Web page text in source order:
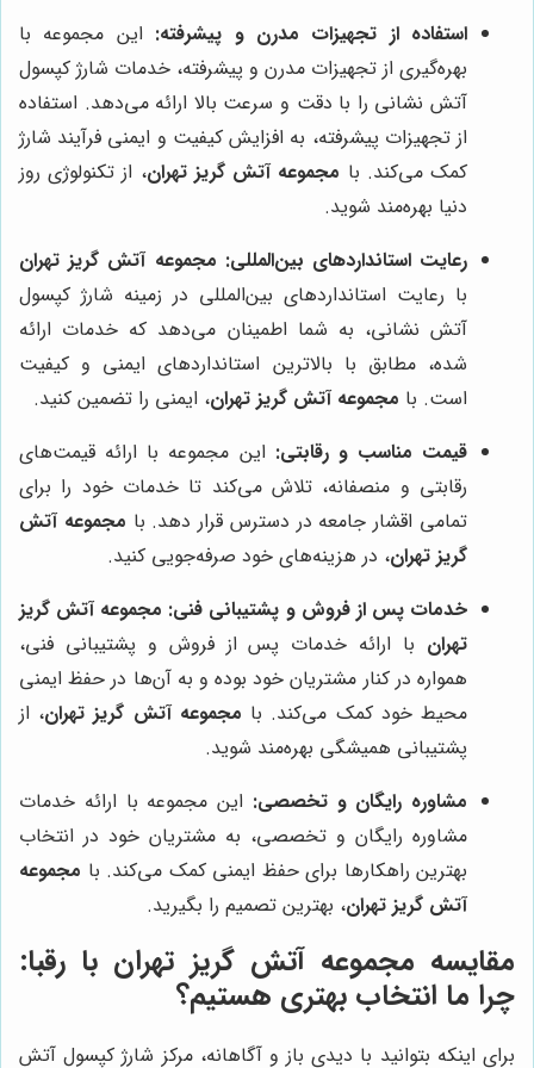
استفاده از تجهیزات مدرن و پیشرفته: این مجموعه با
بهره‌گیری از تجهیزات مدرن و پیشرفته، خدمات شارژ کپسول
آتش نشانی را با دقت و سرعت بالا ارائه می‌دهد. استفاده
از تجهیزات پیشرفته، به افزایش کیفیت و ایمنی فرآیند شارژ
کمک می‌کند. با مجموعه آتش گریز تهران، از تکنولوژی روز
دنیا بهره‌مند شوید.
رعایت استانداردهای بین‌المللی: مجموعه آتش گریز تهران
با رعایت استانداردهای بین‌المللی در زمینه شارژ کپسول
آتش نشانی، به شما اطمینان می‌دهد که خدمات ارائه
شده، مطابق با بالاترین استانداردهای ایمنی و کیفیت
است. با مجموعه آتش گریز تهران، ایمنی را تضمین کنید.
قیمت مناسب و رقابتی: این مجموعه با ارائه قیمت‌های
رقابتی و منصفانه، تلاش می‌کند تا خدمات خود را برای
تمامی اقشار جامعه در دسترس قرار دهد. با مجموعه آتش
گریز تهران، در هزینه‌های خود صرفه‌جویی کنید.
خدمات پس از فروش و پشتیبانی فنی: مجموعه آتش گریز
تهران با ارائه خدمات پس از فروش و پشتیبانی فنی،
همواره در کنار مشتریان خود بوده و به آن‌ها در حفظ ایمنی
محیط خود کمک می‌کند. با مجموعه آتش گریز تهران، از
پشتیبانی همیشگی بهره‌مند شوید.
مشاوره رایگان و تخصصی: این مجموعه با ارائه خدمات
مشاوره رایگان و تخصصی، به مشتریان خود در انتخاب
بهترین راهکارها برای حفظ ایمنی کمک می‌کند. با مجموعه
آتش گریز تهران، بهترین تصمیم را بگیرید.
مقایسه مجموعه آتش گریز تهران با رقبا:
چرا ما انتخاب بهتری هستیم؟
برای اینکه بتوانید با دیدی باز و آگاهانه، مرکز شارژ کپسول آتش